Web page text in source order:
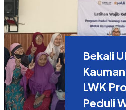
Bekali
LWK
Peduli